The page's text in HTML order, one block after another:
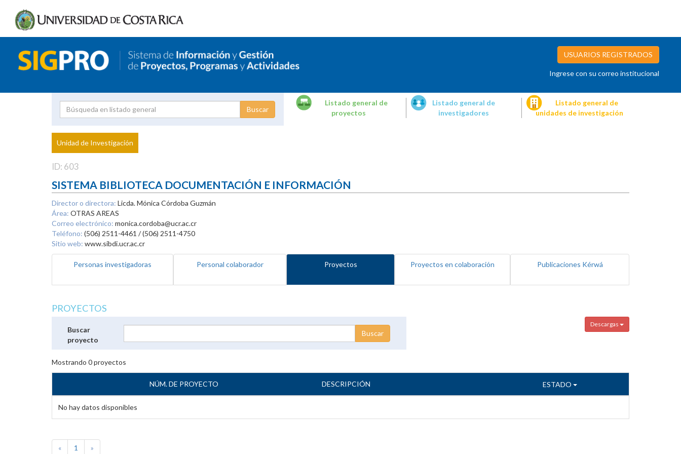
USUARIOS REGISTRADOS
Ingrese con su correo institucional
Proyecto
Investigador
Listado general de
proyectos
Listado general de
investigadores
Listado general de
unidades de investigación
Unidad de Investigación
ID: 603
SISTEMA BIBLIOTECA DOCUMENTACIÓN E INFORMACIÓN
Director o directora: Licda. Mónica Córdoba Guzmán
Área: OTRAS AREAS
Correo electrónico: monica.cordoba@ucr.ac.cr
Teléfono: (506) 2511-4461 / (506) 2511-4750
Sitio web: www.sibdi.ucr.ac.cr
Personas investigadoras Personal colaborador Proyectos Proyectos en colaboración Publicaciones Kérwá
PROYECTOS
Descargas
Buscar
proyecto
Mostrando 0proyectos
NÚM. DE PROYECTO DESCRIPCIÓN ESTADO
No hay datos disponibles
« 1 »